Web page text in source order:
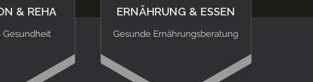
& REHA
Gesundheit
ERNÄHRUNG & ESSEN
Gesunde Ernährungsberatung